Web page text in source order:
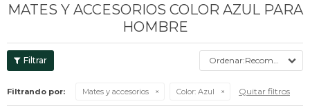
MATES Y ACCESORIOS COLOR AZUL PARA
HOMBRE
Recomendados
Filtrando por: Mates y accesorios Color: Azul Quitar filtros